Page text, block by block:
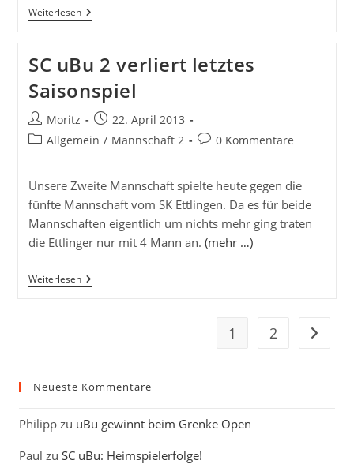
WeiterlesenAuftakt
Nach
SC uBu 2 verliert letztes
Saisonspiel
Beitrags-
Autor:
Moritz
Beitrag
veröffentlicht:
22. April 2013
Beitrags-
Allgemein / Mannschaft 2
Beitrags-
0 Kommentare
Unsere Zweite Mannschaft spielte heute gegen die
fünfte Mannschaft vom SK Ettlingen. Da es für beide
Mannschaften eigentlich um nichts mehr ging traten
die Ettlinger nur mit 4 Mann an. (mehr …)
WeiterlesenSC
UBu
1 2 Zur
Neueste Kommentare
Philipp zu uBu gewinnt beim Grenke Open
Paul zuSC uBu: Heimspielerfolge!